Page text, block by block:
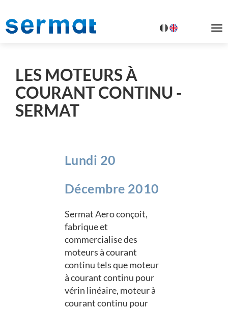
LES MOTEURS À
COURANT CONTINU -
SERMAT
Lundi 20
Décembre 2010
Sermat Aero conçoit,
fabrique et
commercialise des
moteurs à courant
continu tels que moteur
à courant continu pour
vérin linéaire, moteur à
courant continu pour